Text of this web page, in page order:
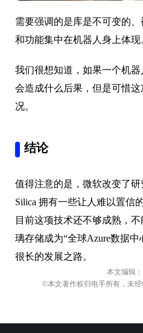
需要强调的是库是不可变的
和功能集中在机器人身上体现
我们很想知道，如果一个机器
会造成什么后果，但是可惜
况。
结论
值得注意的是，微软改变了研
Silica 拥有一些让人难以置信
目前这项技术还不够成熟，
璃存储成为“全球Azure数据
很长的发展之路。
本文编辑：
©本文著作权归电手所有，未经